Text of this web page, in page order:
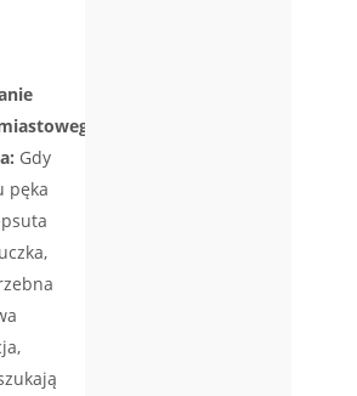
Gdy
pęka